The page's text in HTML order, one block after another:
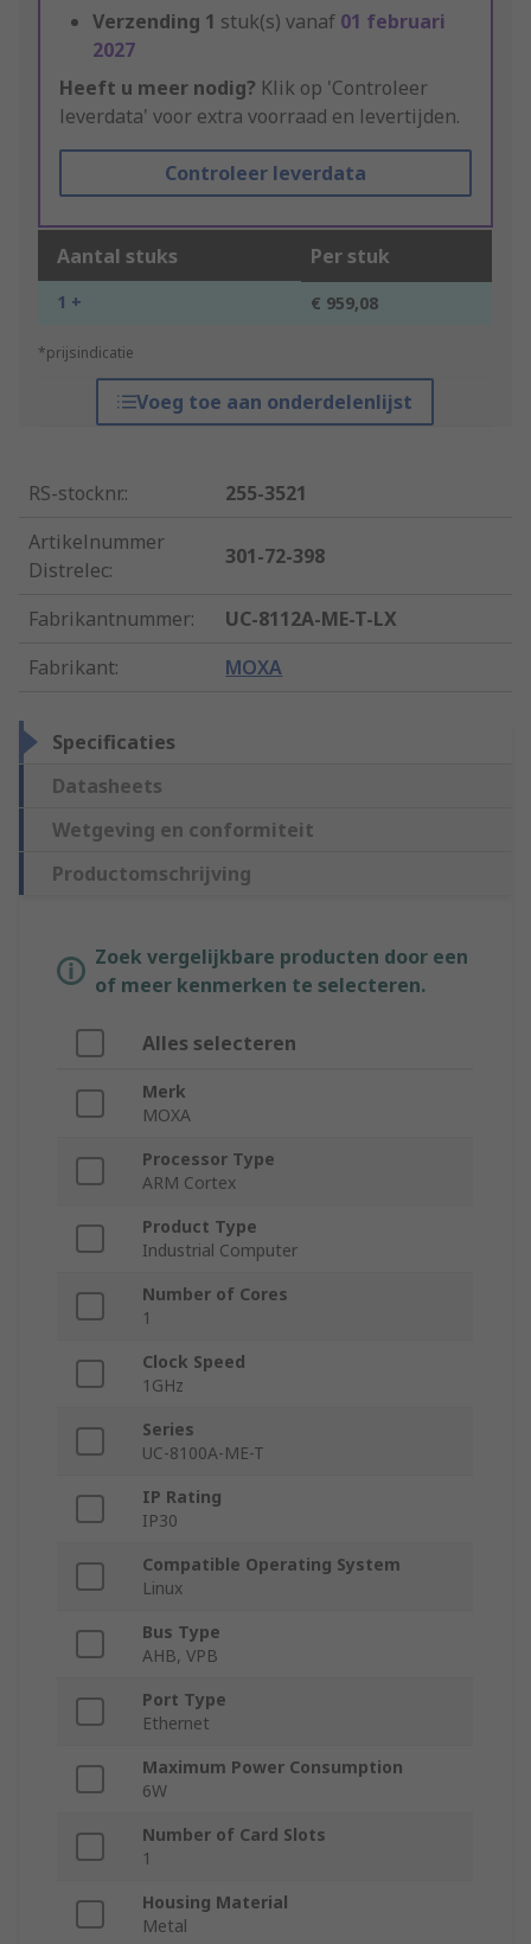
Verzending 1 stuk(s) vanaf 01 februari
2027
Heeft u meer nodig? Klik op 'Controleer
leverdata' voor extra voorraad en levertijden.
Controleer leverdata
Aantal stuks Per stuk
1 + € 959,08
*prijsindicatie
Voeg toe aan onderdelenlijst
RS-stocknr.:
255-3521
Artikelnummer
Distrelec:
301-72-398
Fabrikantnummer:
UC-8112A-ME-T-LX
Fabrikant: MOXA
Specificaties
Datasheets
Wetgeving en conformiteit
Productomschrijving
Zoek vergelijkbare producten door een
of meer kenmerken te selecteren.
Alles selecteren
Merk
MOXA
Processor Type
ARM Cortex
Product Type
Industrial Computer
Number of Cores
1
Clock Speed
1GHz
Series
UC-8100A-ME-T
IP Rating
IP30
Compatible Operating System
Linux
Bus Type
AHB, VPB
Port Type
Ethernet
Maximum Power Consumption
6W
Number of Card Slots
1
Housing Material
Metal